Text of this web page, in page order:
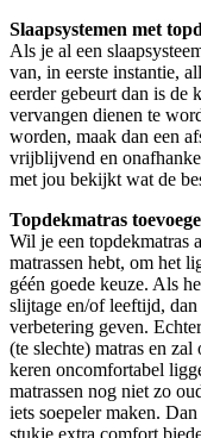
Slaapsystemen met
Als je al een
van, in eerste instantie,
eerder gebeurt dan is de
vervangen dienen te
worden, maak dan een
vrijblijvend en
met jou bekijkt wat de
Topdekmatras
Wil je een topdekmatras
matrassen hebt, om het
géén goede keuze. Als
slijtage en/of leeftijd,
verbetering geven.
(te slechte) matras en
keren oncomfortabel
matrassen nog niet zo
iets soepeler maken.
stukje extra comfort